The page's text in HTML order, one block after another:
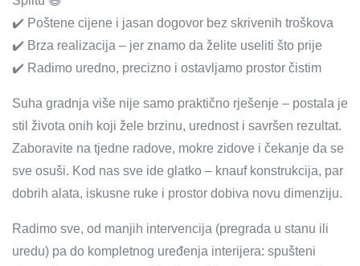
✔️ Poštene cijene i jasan dogovor bez skrivenih troškova
✔️ Brza realizacija – jer znamo da želite useliti što prije
✔️ Radimo uredno, precizno i ostavljamo prostor čistim
Suha gradnja više nije samo praktično rješenje – postala je
stil života onih koji žele brzinu, urednost i savršen rezultat.
Zaboravite na tjedne radove, mokre zidove i čekanje da se
sve osuši. Kod nas sve ide glatko – knauf konstrukcija, par
dobrih alata, iskusne ruke i prostor dobiva novu dimenziju.
Radimo sve, od manjih intervencija (pregrada u stanu ili
uredu) pa do kompletnog uređenja interijera: spušteni